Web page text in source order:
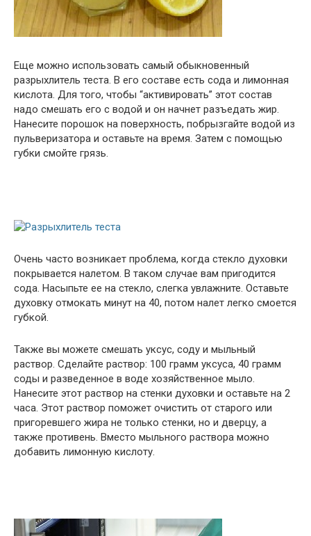
Еще можно использовать самый обыкновенный
разрыхлитель теста. В его составе есть сода и лимонная
кислота. Для того, чтобы “активировать” этот состав
надо смешать его с водой и он начнет разъедать жир.
Нанесите порошок на поверхность, побрызгайте водой из
пульверизатора и оставьте на время. Затем с помощью
губки смойте грязь.
Очень часто возникает проблема, когда стекло духовки
покрывается налетом. В таком случае вам пригодится
сода. Насыпьте ее на стекло, слегка увлажните. Оставьте
духовку отмокать минут на 40, потом налет легко смоется
губкой.
Также вы можете смешать уксус, соду и мыльный
раствор. Сделайте раствор: 100 грамм уксуса, 40 грамм
соды и разведенное в воде хозяйственное мыло.
Нанесите этот раствор на стенки духовки и оставьте на 2
часа. Этот раствор поможет очистить от старого или
пригоревшего жира не только стенки, но и дверцу, а
также противень. Вместо мыльного раствора можно
добавить лимонную кислоту.